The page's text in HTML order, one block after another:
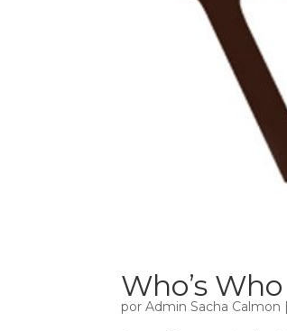
Who’s
porAdmin Sacha Calmon |